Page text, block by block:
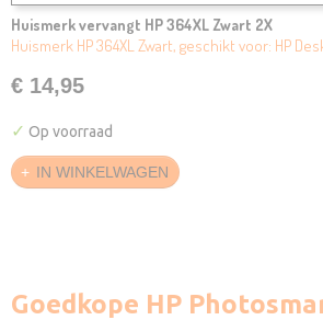
Huismerk vervangt HP 364XL Zwart 2X
Huismerk HP 364XL Zwart, geschikt voor: HP
€ 14,95
✓ Op voorraad
IN WINKELWAGEN
Goedkope HP